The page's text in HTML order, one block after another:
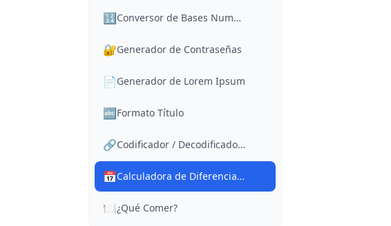
🔢 Conversor de Bases Numéricas
🔐Generador de Contraseñas
📄Generador de Lorem Ipsum
🔤Formato Título
🔗 Codificador / Decodificador URL
📅 Calculadora de Diferencia de Fechas
🍽️¿Qué Comer?